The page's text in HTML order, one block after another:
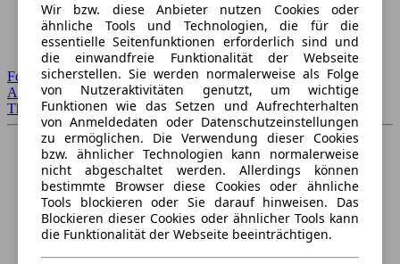
Forum Startseite
Alle Auto-Foren
Themen-Forum
Wir bzw. diese Anbieter nutzen Cookies oder
ähnliche Tools und Technologien, die für die
essentielle Seitenfunktionen erforderlich sind und
die einwandfreie Funktionalität der Webseite
sicherstellen. Sie werden normalerweise als Folge
von Nutzeraktivitäten genutzt, um wichtige
Funktionen wie das Setzen und Aufrechterhalten
von Anmeldedaten oder Datenschutzeinstellungen
zu ermöglichen. Die Verwendung dieser Cookies
bzw. ähnlicher Technologien kann normalerweise
nicht abgeschaltet werden. Allerdings können
bestimmte Browser diese Cookies oder ähnliche
Tools blockieren oder Sie darauf hinweisen. Das
Blockieren dieser Cookies oder ähnlicher Tools kann
die Funktionalität der Webseite beeinträchtigen.